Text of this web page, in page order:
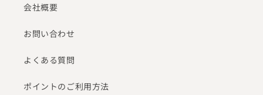
会社概要
お問い合わせ
よくある質問
ポイントのご利用方法